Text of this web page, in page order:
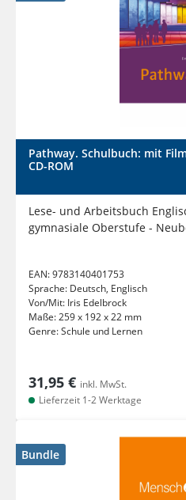
Pathway. Schulbuch: mit
CD-ROM
Lese- und Arbeitsbuch
gymnasiale Oberstufe -
EAN:9783140401753
Sprache: Deutsch, Englisch
Von/Mit: Iris Edelbrock
Maße:259 x 192 x 22 mm
Genre:Schule und Lernen
31,95 € inkl. MwSt.
Lieferzeit 1-2 Werktage
Bundle